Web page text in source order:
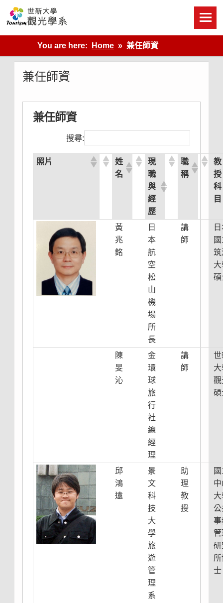
content
世新大學觀光學系網站
You are here:
Home 兼任師資
兼任師資
兼任師資
搜尋:
照片
姓
名
現
職
與
經
歷
職
稱
教
授
科
目
黃
兆
銘
日
本
航
空
松
山
機
場
所
長
講
師
碩
陳
旻
沁
金
環
球
旅
行
社
總
經
理
講
師
世
觀
碩
邱
鴻
遠
景
文
科
技
大
學
旅
遊
管
理
系
助
理
教
授
公
事
研
士